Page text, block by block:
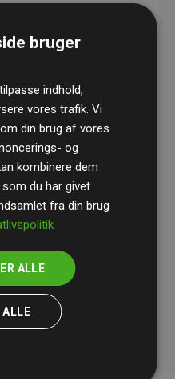
svarer til
den estimerede
gennem Gold
ordning, der sikrer høj
i klimainvesteringer.
projekter
klimaprojekter
bruger
indhold,
vores trafik. Vi
din brug af vores
og
kombinere dem
du har givet
fra din brug
ALLE
ALLE